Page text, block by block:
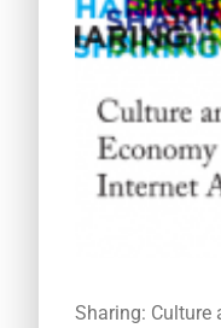
Sharing: Culture